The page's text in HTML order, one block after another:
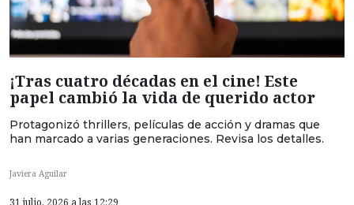
¡Tras cuatro décadas en el cine! Este
papel cambió la vida de querido actor
Protagonizó thrillers, películas de acción y dramas que
han marcado a varias generaciones. Revisa los detalles.
Javiera Aguilar
31 julio, 2026 a las 12:29